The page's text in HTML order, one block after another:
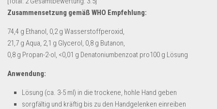
Spielzeug & Games
Schuhe & Accessoires
Sport & Freizeit
Uhren & Schmuck
Restposten für Privatpersonen
Zusammensetzung gemäß WHO Empfehlung:
74,4 g Ethanol, 0,2 g Wasserstoffperoxid,
21,7 g Aqua, 2,1 g Glycerol, 0,8 g Butanon,
0,8 g Propan-2-ol, <0,01 g Denatoniumbenzoat pro100 g Lösung
Anwendung:
Lösung (ca. 3-5 ml) in die trockene, hohle Hand geben
sorgfältig und kräftig bis zu den Handgelenken einreiben